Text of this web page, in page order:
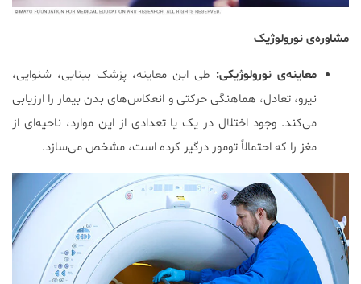
مشاوره‌ی نورولوژیک
معاینه‌ی نورولوژیکی: طی این معاینه، پزشک بینایی، شنوایی،
نیرو، تعادل، هماهنگی حرکتی و انعکاس‌های بدن بیمار را ارزیابی
می‌کند. وجود اختلال در یک یا تعدادی از این موارد، ناحیه‌ای از
مغز را که احتمالاً تومور درگیر کرده است، مشخص می‌سازد.